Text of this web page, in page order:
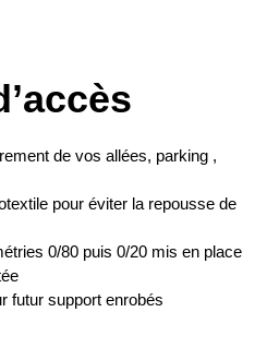
de vos allées, parking ,
pour éviter la repousse de
0/80 puis 0/20 mis en place
futur support enrobés